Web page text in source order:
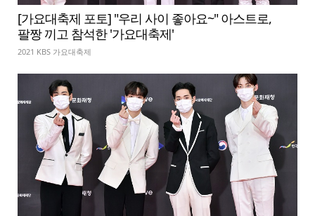
[가요대축제 포토] "우리 사이 좋아요~" 아스트로,
팔짱 끼고 참석한 '가요대축제'
2021 KBS 가요대축제